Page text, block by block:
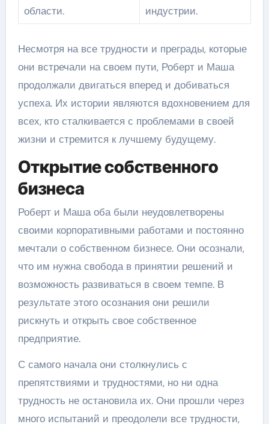
области.
индустрии.
Несмотря на все трудности и преграды, которые
они встречали на своем пути, Роберт и Маша
продолжали двигаться вперед и добиваться
успеха. Их истории являются вдохновением для
всех, кто сталкивается с проблемами в своей
жизни и стремится к лучшему будущему.
Открытие собственного
бизнеса
Роберт и Маша оба были неудовлетворены
своими корпоративными работами и постоянно
мечтали о собственном бизнесе. Они осознали,
что им нужна свобода в принятии решений и
возможность развиваться в своем темпе. В
результате этого осознания они решили
рискнуть и открыть свое собственное
предприятие.
С самого начала они столкнулись с
препятствиями и трудностями, но ни одна
трудность не остановила их. Они прошли через
много испытаний и преодолели все трудности,